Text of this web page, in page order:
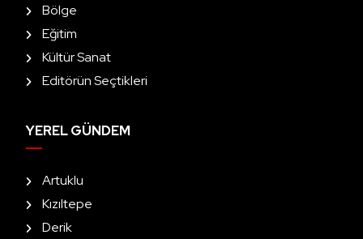
Bölge
Eğitim
Kültür Sanat
Editörün Seçtikleri
YEREL GÜNDEM
Artuklu
Kızıltepe
Derik